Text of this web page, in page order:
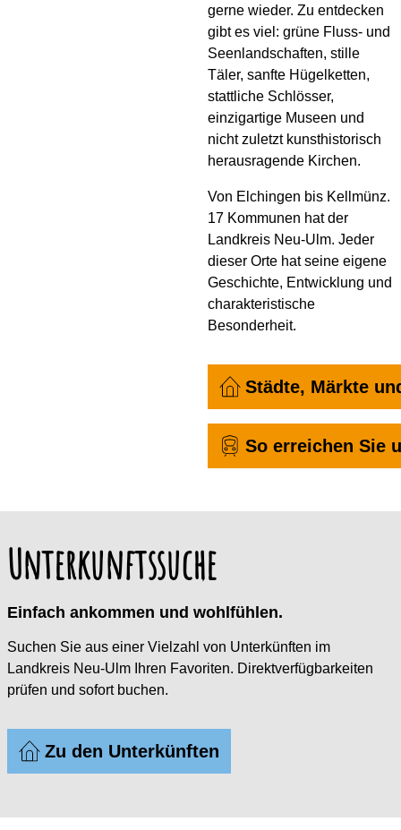
gerne wieder. Zu entdecken
gibt es viel: grüne Fluss- und
Seenlandschaften, stille
Täler, sanfte Hügelketten,
stattliche Schlösser,
einzigartige Museen und
nicht zuletzt kunsthistorisch
herausragende Kirchen.
Von Elchingen bis Kellmünz.
17 Kommunen hat der
Landkreis Neu-Ulm. Jeder
dieser Orte hat seine eigene
Geschichte, Entwicklung und
charakteristische
Besonderheit.
Städte, Märkte
So erreichen Sie
Unterkunftssuche
Einfach ankommen und wohlfühlen.
Suchen Sie aus einer Vielzahl von Unterkünften im
Landkreis Neu-Ulm Ihren Favoriten. Direktverfügbarkeiten
prüfen und sofort buchen.
Zu den Unterkünften